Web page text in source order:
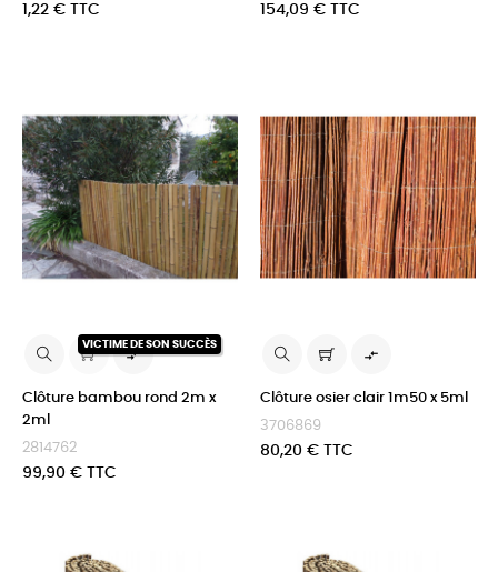
Prix
1,22 € TTC Prix
154,09 € TTC
VICTIME DE SON SUCCÈS

Clôture bambou rond 2m x
2ml
2814762
Prix
99,90 € TTC

Clôture osier clair 1m50 x 5ml
3706869
Prix
80,20 € TTC